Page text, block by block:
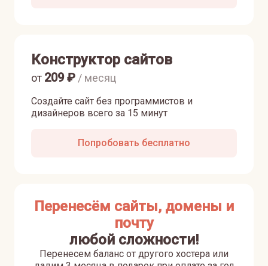
Конструктор сайтов
Создайте сайт без программистов и
дизайнеров всего за 15 минут
от 209₽ / месяц
Попробовать бесплатно
Перенесём сайты, домены и
почту
любой сложности!
Перенесем баланс от другого хостера или